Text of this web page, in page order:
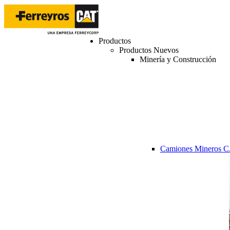
Productos
Productos Nuevos
Minería y Construcción
Camiones Mineros